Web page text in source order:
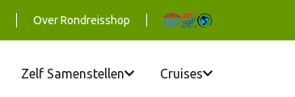
Over Rondreisshop
Zelf Samenstellen Cruises